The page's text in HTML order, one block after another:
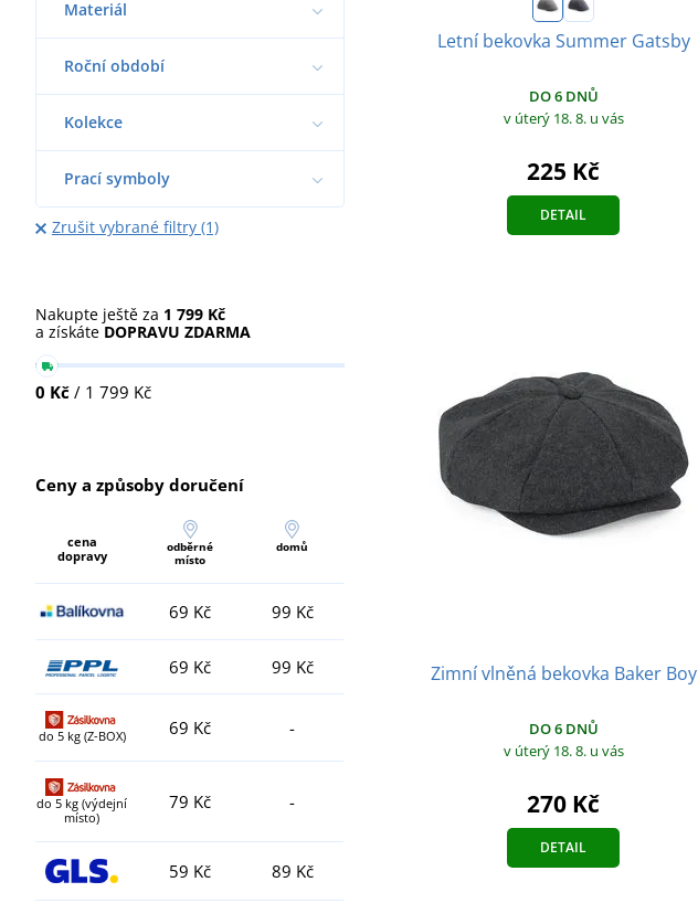
Materiál
Roční období
Kolekce
Prací symboly
Zrušit vybrané filtry (1)
Nakupte ještě za 1 799 Kč
a získáte DOPRAVU ZDARMA
0 Kč / 1 799 Kč
Ceny a způsoby doručení
cena
dopravy
odběrné
místo
domů
69 Kč 99 Kč
69 Kč 99 Kč
do 5 kg (Z-BOX) 69 Kč -
do 5 kg (výdejní
místo)
79 Kč -
59 Kč 89 Kč
Letní bekovka Summer Gatsby
DO 6 DNŮ
v úterý 18. 8. u vás
225 Kč
DETAIL
Zimní vlněná bekovka Baker Boy
DO 6 DNŮ
v úterý 18. 8. u vás
270 Kč
DETAIL